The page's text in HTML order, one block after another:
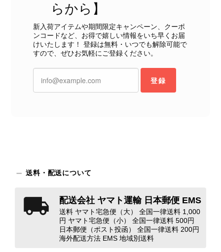
ないよう、商品の状態をより正確に記載し、見えない部分も含め
て写真や説明で分かるよう改善していただきたいです。
この度は、楽しみにお待ちいただいた
商品で、衛生面へのご不安を含め、残
りお詫び申し上げます。お受け取りに
なった際のお気持ちを思うと、大変心
しないためです。また、確認できた汚
映しております。 ご不快な思いをさ
れた中で、率直なご意見をお寄せいた
だきましたことに感謝申し上げます。
今回のご指摘を重く受け止め、まずは
商品の状態を丁寧に確認させていただ
らから】
新入荷アイテムや期間限定キャンペーン、クーポ
ンコードなど、お得で嬉しい情報をいち早くお届
けいたします！ 登録は無料・いつでも解除可能で
すので、ぜひお気軽にご登録ください。
登録
送料・配送について
配送会社 ヤマト運輸 日本郵便 EMS
送料 ヤマト宅急便（大） 全国一律送料 1,000
円 ヤマト宅急便（小） 全国一律送料 500円
日本郵便（ポスト投函） 全国一律送料 200円
海外配送方法 EMS 地域別送料